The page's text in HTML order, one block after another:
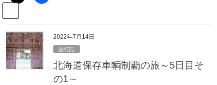
コ
ン
ツ
へ
ス
ナ
ー
シ
ョ
ン
HOME Blog 旅行記 2020年冬の東武・南東北一周の旅～1日目その4～
2022年7月14日
旅行記
北海道保存車輌制覇の旅～5日目そ
の1～